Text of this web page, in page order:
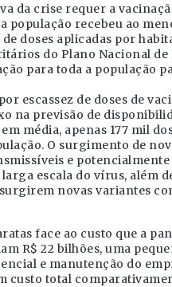
da crise requer a
população recebeu ao
doses aplicadas por
do Plano Nacional de
para toda a população
escassez de doses de
na previsão de
média, apenas 177 mil
O surgimento de
e
escala do vírus, além
novas variantes
face ao custo que a
R$ 22 bilhões, uma
e manutenção do
custo total